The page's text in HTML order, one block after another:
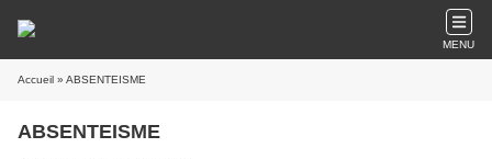
MENU
Accueil » ABSENTEISME
ABSENTEISME